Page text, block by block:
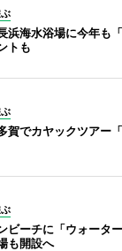
浜海水浴場に今年も
トも
賀でカヤックツアー
ビーチに「ウォータ
も開設へ